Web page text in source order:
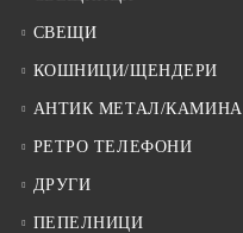
СВЕЩИ
КОШНИЦИ/ЩЕНДЕРИ
АНТИК МЕТАЛ/КАМИНА
РЕТРО ТЕЛЕФОНИ
ДРУГИ
ПЕПЕЛНИЦИ